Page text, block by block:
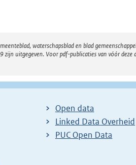
waterschapsblad en blad
uitgegeven. Voor pdf-publicaties van vóór
Open data
Linked Data Overheid
PUC Open Data